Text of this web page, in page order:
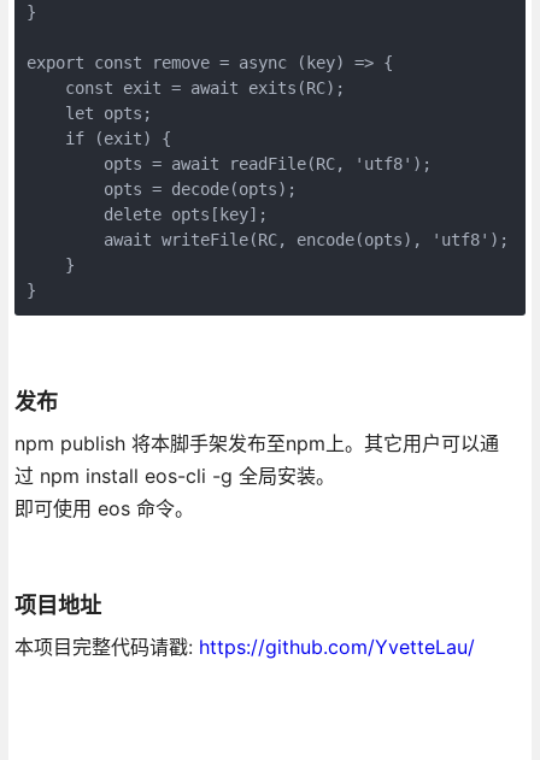
}
export const remove = async (key) => {
    const exit = await exits(RC);
    let opts;
    if (exit) {
        opts = await readFile(RC, 'utf8');
        opts = decode(opts);
        delete opts[key];
        await writeFile(RC, encode(opts), 'utf8');
    }
}
发布
npm publish 将本脚手架发布至npm上。其它用户可以通
过 npm install eos-cli -g 全局安装。
即可使用 eos 命令。
项目地址
本项目完整代码请戳: https://github.com/YvetteLau/